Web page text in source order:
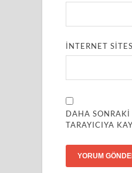
İNTERNET
DAHA
TARAYICIYA